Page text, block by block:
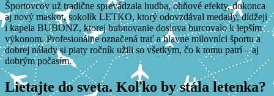
Športovcov už tradične sprevádzala hudba, ohňové efekty, dokonca
aj nový maskot, sokolík LETKO, ktorý odovzdával medaily, dídžeji
i kapela BUBONZ, ktorej bubnovanie doslova burcovalo k lepším
výkonom. Profesionálne označená trať a hlavne milovníci športu a
dobrej nálady si piaty ročník užili so všetkým, čo k tomu patrí – aj
dobrým počasím.
Lietajte do sveta. Koľko by stála letenka?